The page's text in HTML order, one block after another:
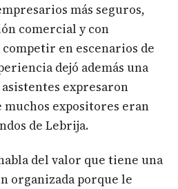
más seguros,
comercial y con
en escenarios de
dejó además una
expresaron
muchos expositores eran
de Lebrija.
del valor que tiene una
organizada porque le